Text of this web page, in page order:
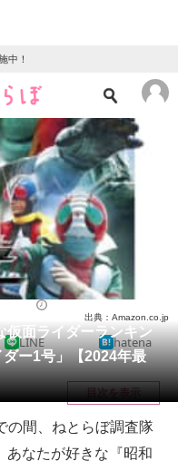
中！
ス
育児
チ
仮面ライダーランキン
ー1号」【2024年最
出典：Amazon.co.jp
LINE hatena
目次を表示
間、ねとらぼ調査隊
あなたが好きな『昭和